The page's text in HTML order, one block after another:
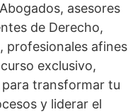
asesores
de Derecho,
profesionales afines
exclusivo,
transformar tu
y liderar el